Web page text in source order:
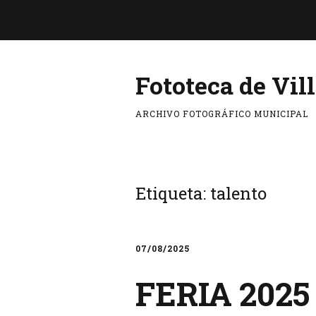
Fototeca de
ARCHIVO FOTOGRÁFICO MUNICIPAL
Etiqueta: talento
07/08/2025
FERIA 2025